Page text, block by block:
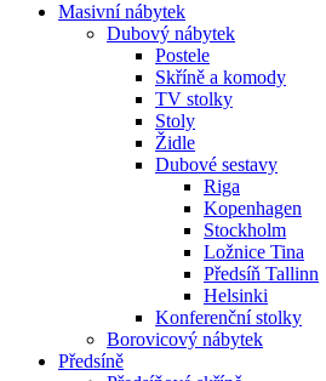
Masivní nábytek
Dubový nábytek
Postele
Skříně a komody
TV stolky
Stoly
Židle
Dubové sestavy
Riga
Kopenhagen
Stockholm
Ložnice Tina
Předsíň Tallinn
Helsinki
Konferenční stolky
Borovicový nábytek
Předsíně